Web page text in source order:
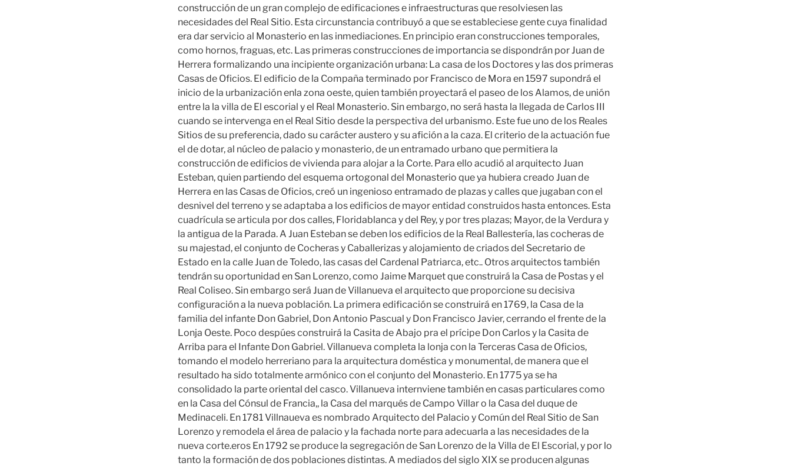
construcción de un gran complejo de edificaciones e infraestructuras que resolviesen las
necesidades del Real Sitio. Esta circunstancia contribuyó a que se estableciese gente cuya finalidad
era dar servicio al Monasterio en las inmediaciones. En principio eran construcciones temporales,
como hornos, fraguas, etc. Las primeras construcciones de importancia se dispondrán por Juan de
Herrera formalizando una incipiente organización urbana: La casa de los Doctores y las dos primeras
Casas de Oficios. El edificio de la Compaña terminado por Francisco de Mora en 1597 supondrá el
inicio de la urbanización enla zona oeste, quien también proyectará el paseo de los Alamos, de unión
entre la la villa de El escorial y el Real Monasterio. Sin embargo, no será hasta la llegada de Carlos III
cuando se intervenga en el Real Sitio desde la perspectiva del urbanismo. Este fue uno de los Reales
Sitios de su preferencia, dado su carácter austero y su afición a la caza. El criterio de la actuación fue
el de dotar, al núcleo de palacio y monasterio, de un entramado urbano que permitiera la
construcción de edificios de vivienda para alojar a la Corte. Para ello acudió al arquitecto Juan
Esteban, quien partiendo del esquema ortogonal del Monasterio que ya hubiera creado Juan de
Herrera en las Casas de Oficios, creó un ingenioso entramado de plazas y calles que jugaban con el
desnivel del terreno y se adaptaba a los edificios de mayor entidad construidos hasta entonces. Esta
cuadrícula se articula por dos calles, Floridablanca y del Rey, y por tres plazas; Mayor, de la Verdura y
la antigua de la Parada. A Juan Esteban se deben los edificios de la Real Ballestería, las cocheras de
su majestad, el conjunto de Cocheras y Caballerizas y alojamiento de criados del Secretario de
Estado en la calle Juan de Toledo, las casas del Cardenal Patriarca, etc.. Otros arquitectos también
tendrán su oportunidad en San Lorenzo, como Jaime Marquet que construirá la Casa de Postas y el
Real Coliseo. Sin embargo será Juan de Villanueva el arquitecto que proporcione su decisiva
configuración a la nueva población. La primera edificación se construirá en 1769, la Casa de la
familia del infante Don Gabriel, Don Antonio Pascual y Don Francisco Javier, cerrando el frente de la
Lonja Oeste. Poco despúes construirá la Casita de Abajo pra el prícipe Don Carlos y la Casita de
Arriba para el Infante Don Gabriel. Villanueva completa la lonja con la Terceras Casa de Oficios,
tomando el modelo herreriano para la arquitectura doméstica y monumental, de manera que el
resultado ha sido totalmente armónico con el conjunto del Monasterio. En 1775 ya se ha
consolidado la parte oriental del casco. Villanueva internviene también en casas particulares como
en la Casa del Cónsul de Francia,, la Casa del marqués de Campo Villar o la Casa del duque de
Medinaceli. En 1781 Villnaueva es nombrado Arquitecto del Palacio y Común del Real Sitio de San
Lorenzo y remodela el área de palacio y la fachada norte para adecuarla a las necesidades de la
nueva corte.eros En 1792 se produce la segregación de San Lorenzo de la Villa de El Escorial, y por lo
tanto la formación de dos poblaciones distintas. A mediados del siglo XIX se producen algunas